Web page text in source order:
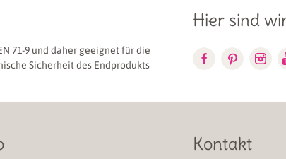
71-9 und daher geeignet für die
Sicherheit des Endprodukts
Hier sind
Kontakt